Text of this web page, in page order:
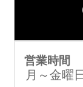
営業時間
月～金曜